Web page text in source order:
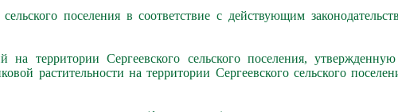
поселения в соответствие с действующим
территории Сергеевского сельского поселения,
растительности на территории Сергеевского сельского